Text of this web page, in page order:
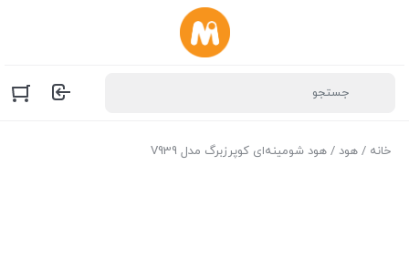
خانه / هود / هود شومینه‌ای کوپرزبرگ مدل V939